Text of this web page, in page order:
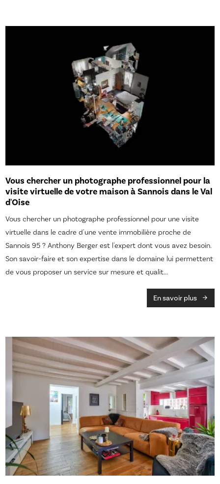
Vous chercher un photographe professionnel pour la
visite virtuelle de votre maison à Sannois dans le Val
d'Oise
Vous chercher un photographe professionnel pour une visite
virtuelle dans le cadre d'une vente immobilière proche de
Sannois 95 ? Anthony Berger est l'expert dont vous avez besoin.
Son savoir-faire et son expertise dans le domaine lui permettent
de vous proposer un service sur mesure et qualit...
En savoir plus